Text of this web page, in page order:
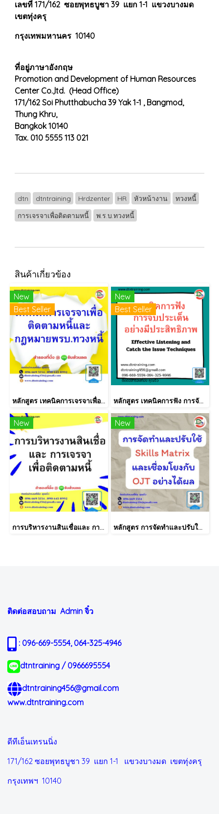
เลขที่ 171/162 ซอยพุทธบูชา 39 แยก 1-1 แขวงบางมด
เขตทุ่งครุ
กรุงเทพมหานคร 10140
ที่อยู่ภาษาอังกฤษ
Promotion and Development of Human Resources
Center Co.,ltd. (Head Office)
171/162 Soi Phutthabucha 39 Yak 1-1 , Bangmod,
Thung Khru,
Bangkok 10140
Tax. 010 5555 113 021
dtn dtntraining Hrdzenter HR หัวหน้างาน
ทวงหนี้
การเจรจาเพื่อติดตามหนี้
พ.ร.บ.ทวงหนี้
สินค้าเกี่ยวข้อง
New
Best Seller
หลักสูตร เทคนิคการเจรจาเพื่อติดตามหนี้และกฎหมาย พ.ร.บ.ทวงหนี้
New
Best Seller
หลักสูตร เทคนิคการฟัง การจับประเด็นอย่างมีประสิทธิภาพ Effective Listening and Catch the Issue Techniques
New
การบริหารงานสินเชื่อและ การเจรจาเพื่อติดตามหนี้ Credit Management System & Debt Collection Negotiations
New
หลักสูตร การจัดทำและปรับใช้ Skill Matrix อย่างได้ผล (Skill Matrix Setting & Implementation)
ติดต่อสอบถาม Admin จิ๋ว
: 096-669-5554, 064-325-4946
dtntraining / 0966695554
dtntraining456@gmail.com
www.dtntraining.com
ดีทีเอ็นเทรนนิ่ง
171/162 ซอยพุทธบูชา 39 แยก 1-1 แขวงบางมด เขตทุ่งครุ
กรุงเทพฯ 10140